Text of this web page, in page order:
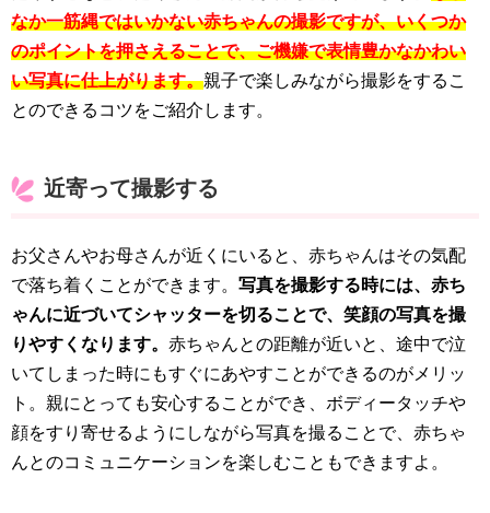
なか一筋縄ではいかない赤ちゃんの撮影ですが、いくつか
のポイントを押さえることで、ご機嫌で表情豊かなかわい
い写真に仕上がります。親子で楽しみながら撮影をするこ
とのできるコツをご紹介します。
近寄って撮影する
お父さんやお母さんが近くにいると、赤ちゃんはその気配
で落ち着くことができます。 写真を撮影する時には、赤ち
ゃんに近づいてシャッターを切ることで、笑顔の写真を撮
りやすくなります。 赤ちゃんとの距離が近いと、途中で泣
いてしまった時にもすぐにあやすことができるのがメリッ
ト。親にとっても安心することができ、ボディータッチや
顔をすり寄せるようにしながら写真を撮ることで、赤ちゃ
んとのコミュニケーションを楽しむこともできますよ。